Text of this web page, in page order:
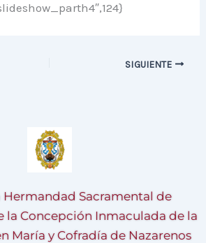
SIGUIENTE
Sacramental de
la Concepción Inmaculada de la
María y Cofradía de Nazarenos